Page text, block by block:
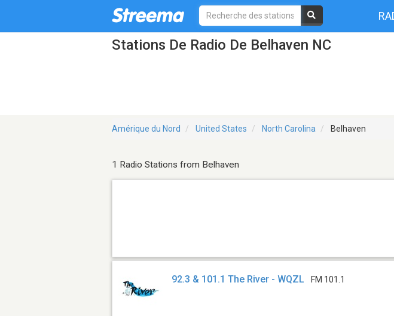
Stations De Radio De Belhaven NC
Amérique du Nord United States North Carolina Belhaven
1 Radio Stations from Belhaven
92.3 & 101.1 The River - WQZL FM 101.1